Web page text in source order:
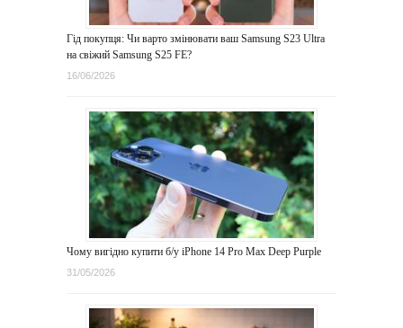
Гід покупця: Чи варто змінювати ваш Samsung S23 Ultra
на свіжий Samsung S25 FE?
16/06/2026
Чому вигідно купити б/у iPhone 14 Pro Max Deep Purple
31/05/2026